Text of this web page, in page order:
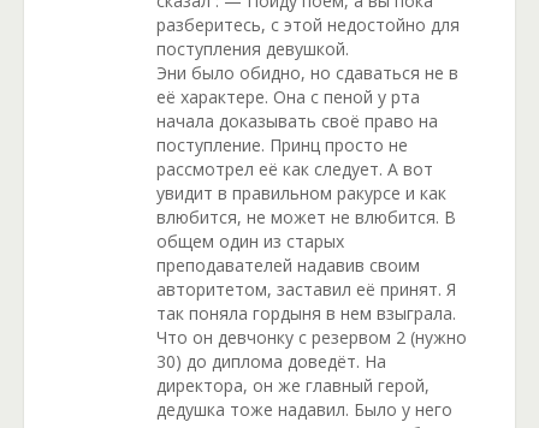
разберитесь, с этой недостойно для
поступления девушкой.
Эни было обидно, но сдаваться не в
её характере. Она с пеной у рта
начала доказывать своё право на
поступление. Принц просто не
рассмотрел её как следует. А вот
увидит в правильном ракурсе и как
влюбится, не может не влюбится. В
общем один из старых
преподавателей надавив своим
авторитетом, заставил её принят. Я
так поняла гордыня в нем взыграла.
Что он девчонку с резервом 2 (нужно
30) до диплома доведёт. На
директора, он же главный герой,
дедушка тоже надавил. Было у него